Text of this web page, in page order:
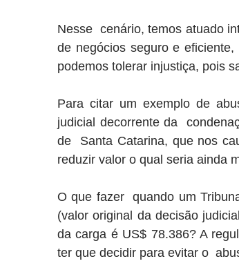
Nesse  cenário, temos atuado
de negócios seguro e
podemos tolerar injustiça, pois
Para citar um exemplo de
judicial decorrente da
de  Santa Catarina, que nos
reduzir valor o qual seria ainda
O que fazer  quando um
(valor original da decisão
da carga é US$ 78.386? A
ter que decidir para evitar o